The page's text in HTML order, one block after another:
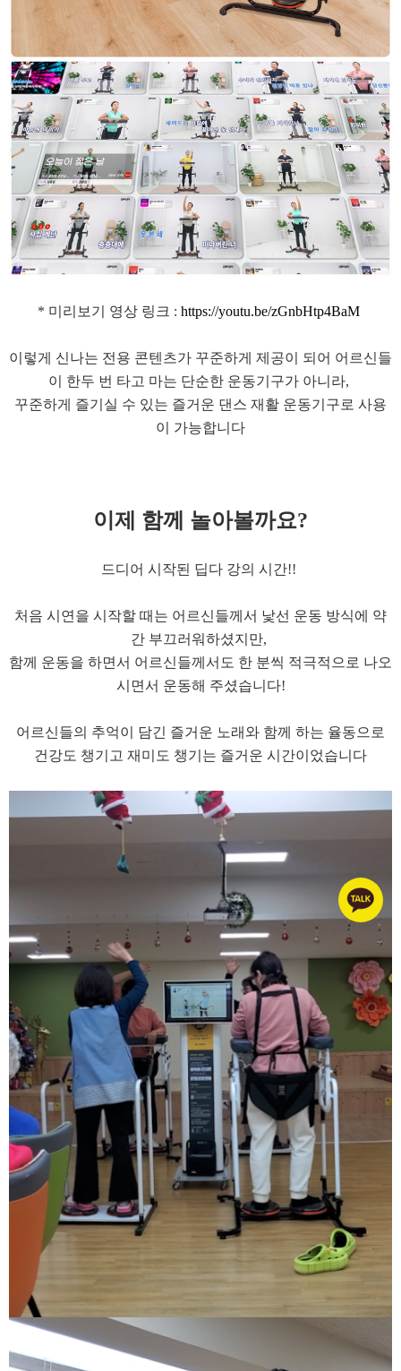
* 미리보기 영상 링크 : https://youtu.be/zGnbHtp4BaM
이렇게 신나는 전용 콘텐츠가 꾸준하게 제공이 되어 어르신들
이 한두 번 타고 마는 단순한 운동기구가 아니라,
꾸준하게 즐기실 수 있는 즐거운 댄스 재활 운동기구로 사용
이 가능합니다
이제 함께 놀아볼까요?
드디어 시작된 딥다 강의 시간!!
처음 시연을 시작할 때는 어르신들께서 낯선 운동 방식에 약
간 부끄러워하셨지만,
함께 운동을 하면서 어르신들께서도 한 분씩 적극적으로 나오
시면서 운동해 주셨습니다!
​어르신들의 추억이 담긴 즐거운 노래와 함께 하는 율동으로
건강도 챙기고 재미도 챙기는 즐거운 시간이었습니다